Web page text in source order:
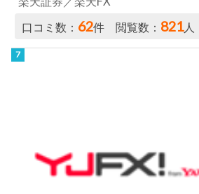
YJFX!／外貨ex